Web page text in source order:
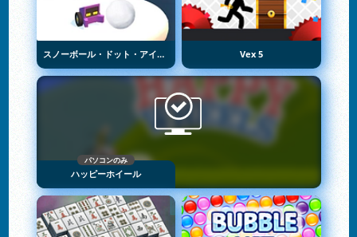
スノーボール・ドット・アイオー Vex 5
パソコンのみ
ハッピーホイール